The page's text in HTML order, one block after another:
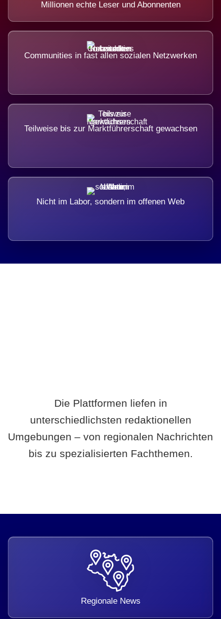
Millionen echte Leser und Abonnenten
Communities in fast allen sozialen Netzwerken
Teilweise bis zur Marktführerschaft gewachsen
Nicht im Labor, sondern im offenen Web
Die Plattformen liefen in
unterschiedlichsten redaktionellen
Umgebungen – von regionalen Nachrichten
bis zu spezialisierten Fachthemen.
Regionale News